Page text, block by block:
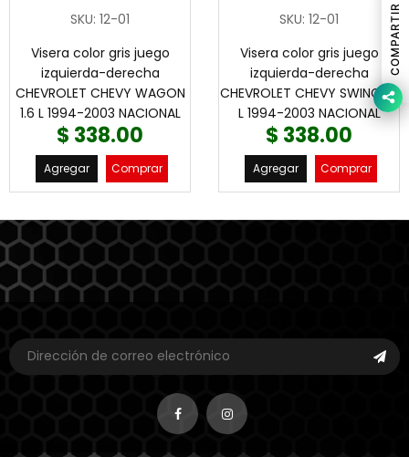
SKU: 12-01
Visera color gris juego
izquierda-derecha
CHEVROLET CHEVY WAGON
1.6 L 1994-2003 NACIONAL
$ 338.00
Agregar Comprar
SKU: 12-01
Visera color gris juego
izquierda-derecha
CHEVROLET CHEVY SWING 1.6
L 1994-2003 NACIONAL
$ 338.00
Agregar Comprar
COMPARTIR